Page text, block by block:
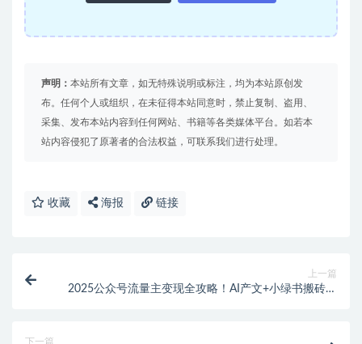
声明： 本站所有文章，如无特殊说明或标注，均为本站原创发
布。任何个人或组织，在未征得本站同意时，禁止复制、盗用、
采集、发布本站内容到任何网站、书籍等各类媒体平台。如若本
站内容侵犯了原著者的合法权益，可联系我们进行处理。
收藏 海报 链接
上一篇
2025公众号流量主变现全攻略！AI产文+小绿书搬砖，
下一篇